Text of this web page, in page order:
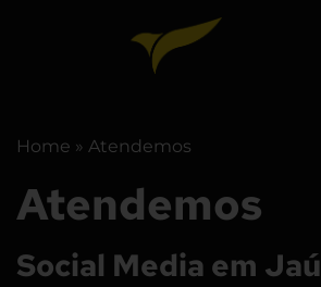
Home » Atendemos
Atendemos
Social Media em Jaú